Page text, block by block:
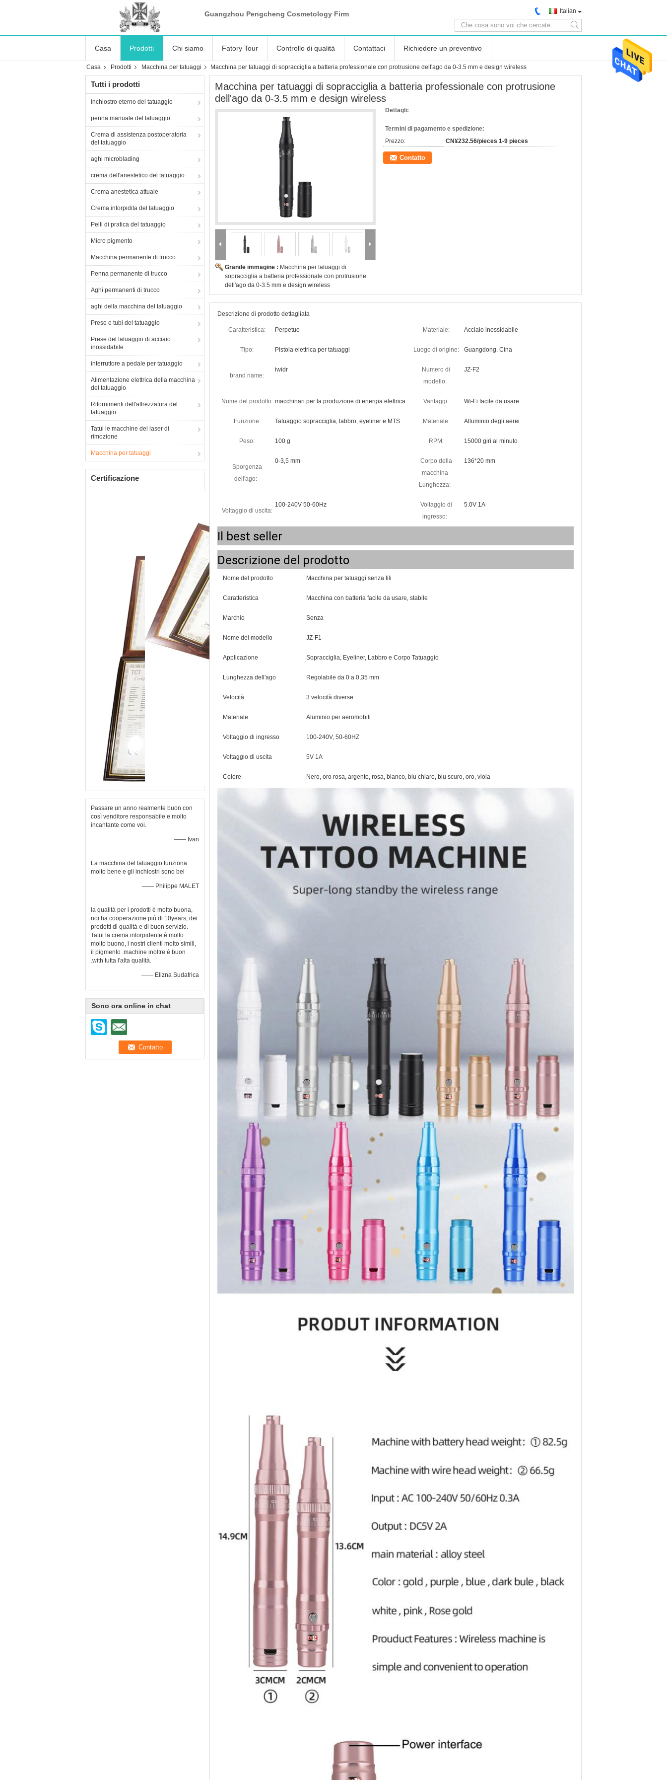
Guangzhou Pengcheng Cosmetology Firm Italian
search
Casa Prodotti Chi siamo Fatory Tour Controllo di qualità Contattaci Richiedere un preventivo
Casa Prodotti Macchina per tatuaggi Macchina per tatuaggi di sopracciglia a batteria professionale con protrusione dell'ago da 0-3.5 mm e design wireless
Tutti i prodotti
Inchiostro eterno del tatuaggio
penna manuale del tatuaggio
Crema di assistenza postoperatoria
del tatuaggio
aghi microblading
crema dell'anestetico del tatuaggio
Crema anestetica attuale
Crema intorpidita del tatuaggio
Pelli di pratica del tatuaggio
Micro pigmento
Macchina permanente di trucco
Penna permanente di trucco
Aghi permanenti di trucco
aghi della macchina del tatuaggio
Prese e tubi del tatuaggio
Prese del tatuaggio di acciaio
inossidabile
interruttore a pedale per tatuaggio
Alimentazione elettrica della macchina
del tatuaggio
Rifornimenti dell'attrezzatura del
tatuaggio
Tatui le macchine del laser di
rimozione
Macchina per tatuaggi
Certificazione
Passare un anno realmente buon con
così venditore responsabile e molto
incantante come voi.
—— Ivan
La macchina del tatuaggio funziona
molto bene e gli inchiostri sono bei
—— Philippe MALET
la qualità per i prodotti è molto buona,
noi ha cooperazione più di 10years, dei
prodotti di qualità e di buon servizio.
Tatui la crema intorpidente è molto
molto buono, i nostri clienti molto simili,
il pigmento .machine inoltre è buon
.with tutta l'alta qualità.
—— Elizna Sudafrica
Sono ora online in chat
Macchina per tatuaggi di sopracciglia a batteria professionale con protrusione
dell'ago da 0-3.5 mm e design wireless
Grande immagine : Macchina per tatuaggi di
sopracciglia a batteria professionale con protrusione
dell'ago da 0-3.5 mm e design wireless
Dettagli:
Termini di pagamento e spedizione:
Prezzo:
CN¥232.56/pieces 1-9 pieces
Contatto
Descrizione di prodotto dettagliata
Caratteristica: Perpetuo Materiale: Acciaio inossidabile
Tipo: Pistola elettrica per tatuaggi Luogo di origine: Guangdong, Cina
brand name:
iwidr
Numero di
modello:
JZ-F2
Nome del prodotto: macchinari per la produzione di energia elettrica Vantaggi: Wi-Fi facile da usare
Funzione: Tatuaggio sopracciglia, labbro, eyeliner e MTS Materiale: Alluminio degli aerei
Peso: 100 g RPM: 15000 giri al minuto
Sporgenza
dell'ago:
0-3,5 mm
Corpo della
macchina
Lunghezza:
136*20 mm
Voltaggio di uscita:
100-240V 50-60Hz
Voltaggio di
ingresso:
5.0V 1A
Il best seller
Descrizione del prodotto
Nome del prodotto Macchina per tatuaggi senza fili
Caratteristica Macchina con batteria facile da usare, stabile
Marchio Senza
Nome del modello JZ-F1
Applicazione Sopracciglia, Eyeliner, Labbro e Corpo Tatuaggio
Lunghezza dell'ago Regolabile da 0 a 0,35 mm
Velocità 3 velocità diverse
Materiale Aluminio per aeromobili
Voltaggio di ingresso 100-240V, 50-60HZ
Voltaggio di uscita 5V 1A
Colore Nero, oro rosa, argento, rosa, bianco, blu chiaro, blu scuro, oro, viola